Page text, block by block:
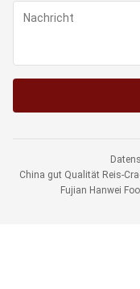
China gut Qualität Reis-
Fujian Hanwei